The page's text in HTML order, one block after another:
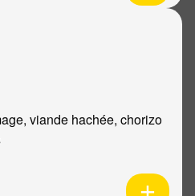
viande hachée, chorizo